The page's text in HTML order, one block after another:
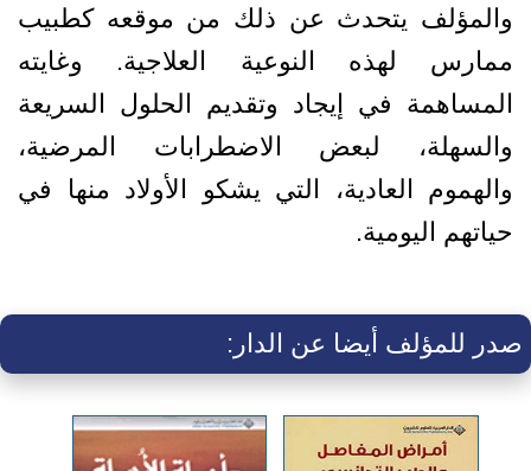
والمؤلف يتحدث عن ذلك من موقعه كطبيب
ممارس لهذه النوعية العلاجية. وغايته
المساهمة في إيجاد وتقديم الحلول السريعة
والسهلة، لبعض الاضطرابات المرضية،
والهموم العادية، التي يشكو الأولاد منها في
حياتهم اليومية.
صدر للمؤلف أيضا عن الدار: